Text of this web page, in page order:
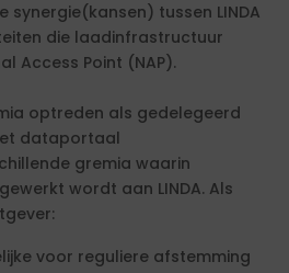
synergie(kansen) tussen LINDA
die laadinfrastructuur
Access Point (NAP).
optreden als gedelegeerd
dataportaal
gremia waarin
wordt aan LINDA. Als
voor reguliere afstemming